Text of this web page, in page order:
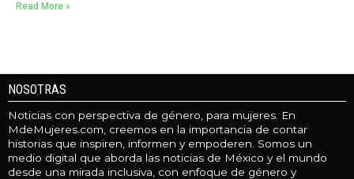
Read More »
NOSOTRAS
Noticias con perspectiva de género, para mujeres. En
MdeMujeres.com, creemos en la importancia de contar
historias que inspiren, informen y empoderen. Somos un
medio digital que aborda las noticias de México y el mundo
desde una mirada inclusiva, con enfoque de género y